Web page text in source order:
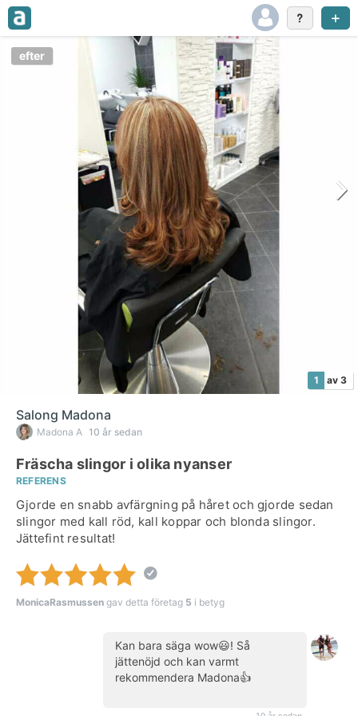
efter
1 av 3
Salong Madona
Madona A 10 år sedan
Fräscha slingor i olika nyanser
REFERENS
Gjorde en snabb avfärgning på håret och gjorde sedan
slingor med kall röd, kall koppar och blonda slingor.
Jättefint resultat!
MonicaRasmussen gav detta företag 5 i betyg
Kan bara säga wow😃! Så
jättenöjd och kan varmt
rekommendera Madona👍